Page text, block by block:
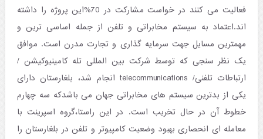
فعالیت می کنند در خواست مشارکت در 70%این پروژه را داشته
اند.اعتماد به سیستم مخابراتی و تلفن از جمله اساسی ترین و
مهمترین مسایل جهت سرمایه گذاری و تجارت مدرن است. موافق
یک نظر سنجی که توسط شرکت بین المللی تله کامینیوکیشن /
ارتباطات تلفنی/ telecommunications انجام شد، بلغارستان دارای
یکی از بدترین سیستم های مخابراتی جهان می باشدکه سه چهارم
خطوط آن در حال تخریب است. در این راستا،گروه اسپرینت با
معامله ای انحصاری بهبود وضعیت کامپیوتر و تلفن در بلغارستان را